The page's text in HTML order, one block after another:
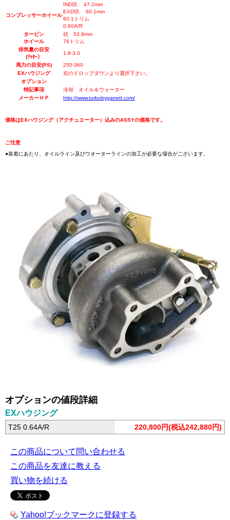
コンプレッサーホイール
IND径. 47.2mm
EXD径. 60.1mm
60.1トリム
0.60A/R
タービン
ホイール
径 53.9mm
76トリム
排気量の目安
(ﾘｯﾀｰ）
1.8-3.0
馬力の目安(PS)
250-360
EXハウジング
右のドロップダウンより選択下さい。
オプション
特記事項
冷却 オイル＆ウォーター
メーカーＨＰ
http://www.turbobygarrett.com/
価格はEXハウジング（アクチュエーター）込みのASSYの価格です。
ご注意
●装着にあたり、オイルライン及びウオーターラインの加工が必要な場合がございます。
オプションの値段詳細
EXハウジング
T25 0.64A/R 220,800円(税込242,880円)
この商品について問い合わせる
この商品を友達に教える
買い物を続ける
Yahoo!ブックマークに登録する